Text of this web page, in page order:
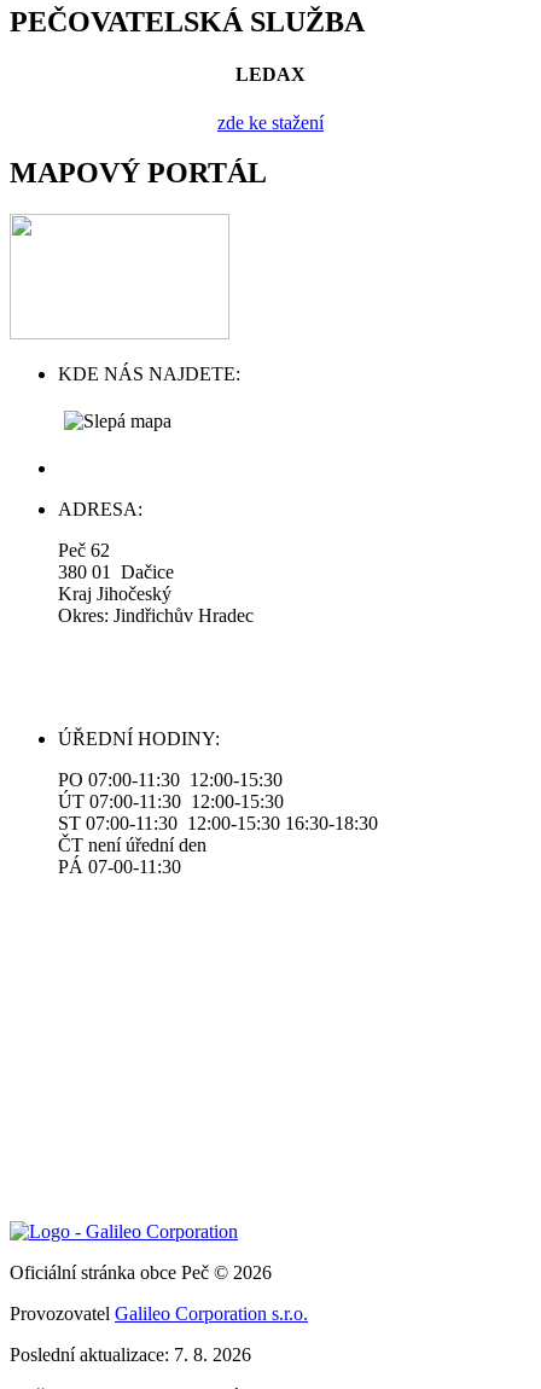
PEČOVATELSKÁ SLUŽBA
LEDAX
zde ke stažení
MAPOVÝ PORTÁL
KDE NÁS NAJDETE:
ADRESA:
Peč 62
380 01 Dačice
Kraj Jihočeský
Okres: Jindřichův Hradec
ÚŘEDNÍ HODINY:
PO 07:00-11:30 12:00-15:30
ÚT 07:00-11:30 12:00-15:30
ST 07:00-11:30 12:00-15:30 16:30-18:30
ČT není úřední den
PÁ 07-00-11:30
Oficiální stránka obce Peč © 2026
Provozovatel Galileo Corporation s.r.o.
Poslední aktualizace: 7. 8. 2026